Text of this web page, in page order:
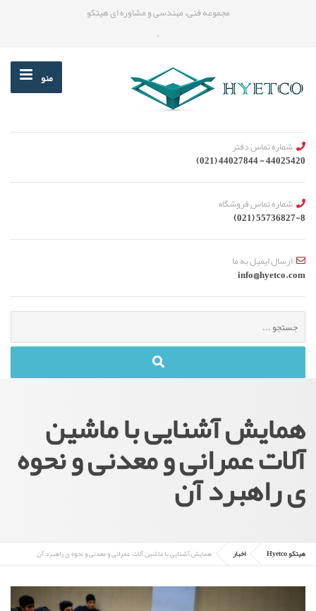
مجموعه فنی، مهندسی و مشاوره ای هیتکو
.
منو
شماره تماس دفتر
44025420 - 44027844 (021)
شماره تماس فروشگاه
55736827-8 (021)
ارسال ایمیل به ما
info@hyetco.com
جستجو
برای
:
همایش آشنایی با ماشین
آلات عمرانی و معدنی و نحوه
ی راهبرد آن
هیتکو Hyetco اخبار همایش آشنایی با ماشین آلات عمرانی و معدنی و نحوه ی راهبرد آن